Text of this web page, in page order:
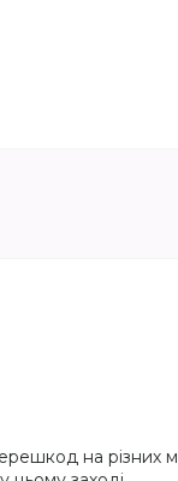
на різних